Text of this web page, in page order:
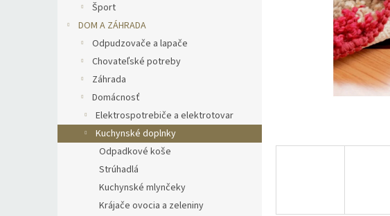
Šport
DOM A ZÁHRADA
Odpudzovače a lapače
Chovateľské potreby
Záhrada
Domácnosť
Elektrospotrebiče a elektrotovar
Kuchynské doplnky
Odpadkové koše
Strúhadlá
Kuchynské mlynčeky
Krájače ovocia a zeleniny